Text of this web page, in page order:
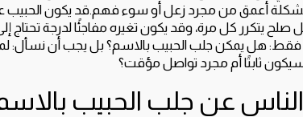
أعمق من مجرد زعل أو سوء فهم.قد يكون الحبيب
صلح يتكرر كل مرة، وقد يكون تغيره مفاجئًا لدرجة
هل يمكن جلب الحبيب بالاسم؟ بل يجب أن نسأل:
ثابتًا أم مجرد تواصل مؤقت؟
الناس عن جلب الحبيب